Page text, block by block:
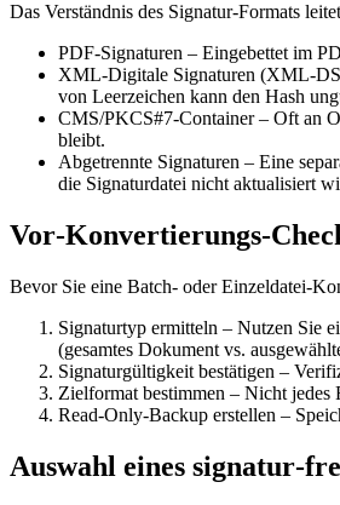
Das Verständnis des Signatur‑Formats
PDF‑Signaturen – Eingebettet im
XML‑Digitale Signaturen
von Leerzeichen kann den Hash
CMS/PKCS#7‑Container– Oft an
bleibt.
Abgetrennte Signaturen – Eine
die Signaturdatei nicht aktualisiert
Bevor Sie eine Batch‑ oder
Signaturtyp ermitteln – Nutzen Sie
(gesamtes Dokument vs.
Signaturgültigkeit bestätigen –
Zielformat bestimmen – Nicht jedes
Read‑Only‑Backup erstellen –
Auswahl eines